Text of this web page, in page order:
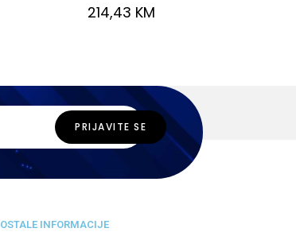
214,43 KM
OSTALE INFORMACIJE